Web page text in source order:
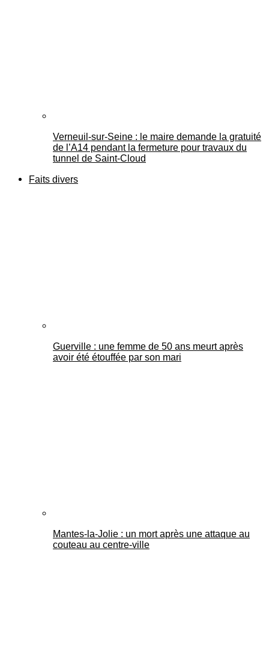
Verneuil-sur-Seine : le maire demande la gratuité
de l’A14 pendant la fermeture pour travaux du
tunnel de Saint-Cloud
Faits divers
Guerville : une femme de 50 ans meurt après
avoir été étouffée par son mari
Mantes-la-Jolie : un mort après une attaque au
couteau au centre-ville